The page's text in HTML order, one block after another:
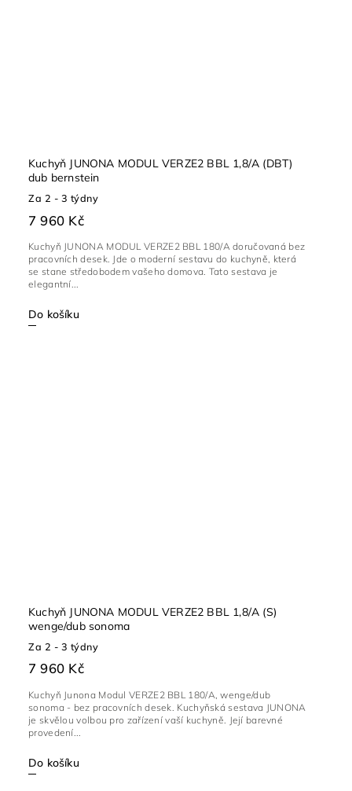
Kuchyň JUNONA MODUL VERZE2 BBL 1,8/A (DBT)
dub bernstein
Za 2 - 3 týdny
7 960 Kč
Do košíku
Kuchyň JUNONA MODUL VERZE2 BBL 180/A doručovaná bez
pracovních desek. Jde o moderní sestavu do kuchyně, která
se stane středobodem vašeho domova. Tato sestava je
elegantní...
Kuchyň JUNONA MODUL VERZE2 BBL 1,8/A (S)
wenge/dub sonoma
Za 2 - 3 týdny
7 960 Kč
Do košíku
Kuchyň Junona Modul VERZE2 BBL 180/A, wenge/dub
sonoma - bez pracovních desek. Kuchyňská sestava JUNONA
je skvělou volbou pro zařízení vaší kuchyně. Její barevné
provedení...